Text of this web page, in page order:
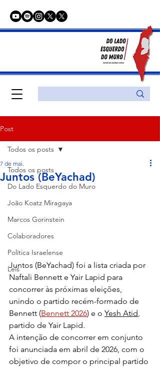
Post
Todos os posts
Do Lado Esquerdo do Muro
João Koatz Miragaya
Marcos Gorinstein
Colaboradores
Política Israelense
Leis
Todos os posts
Juntos (BeYachad)
7 de mai.
Juntos (BeYachad) foi a lista criada por
Naftali Bennett e Yair Lapid para
concorrer às próximas eleições,
unindo o partido recém-formado de
Bennett (Bennett 2026) e o Yesh Atid,
partido de Yair Lapid.
A intenção de concorrer em conjunto
foi anunciada em abril de 2026, com o
objetivo de compor o principal partido